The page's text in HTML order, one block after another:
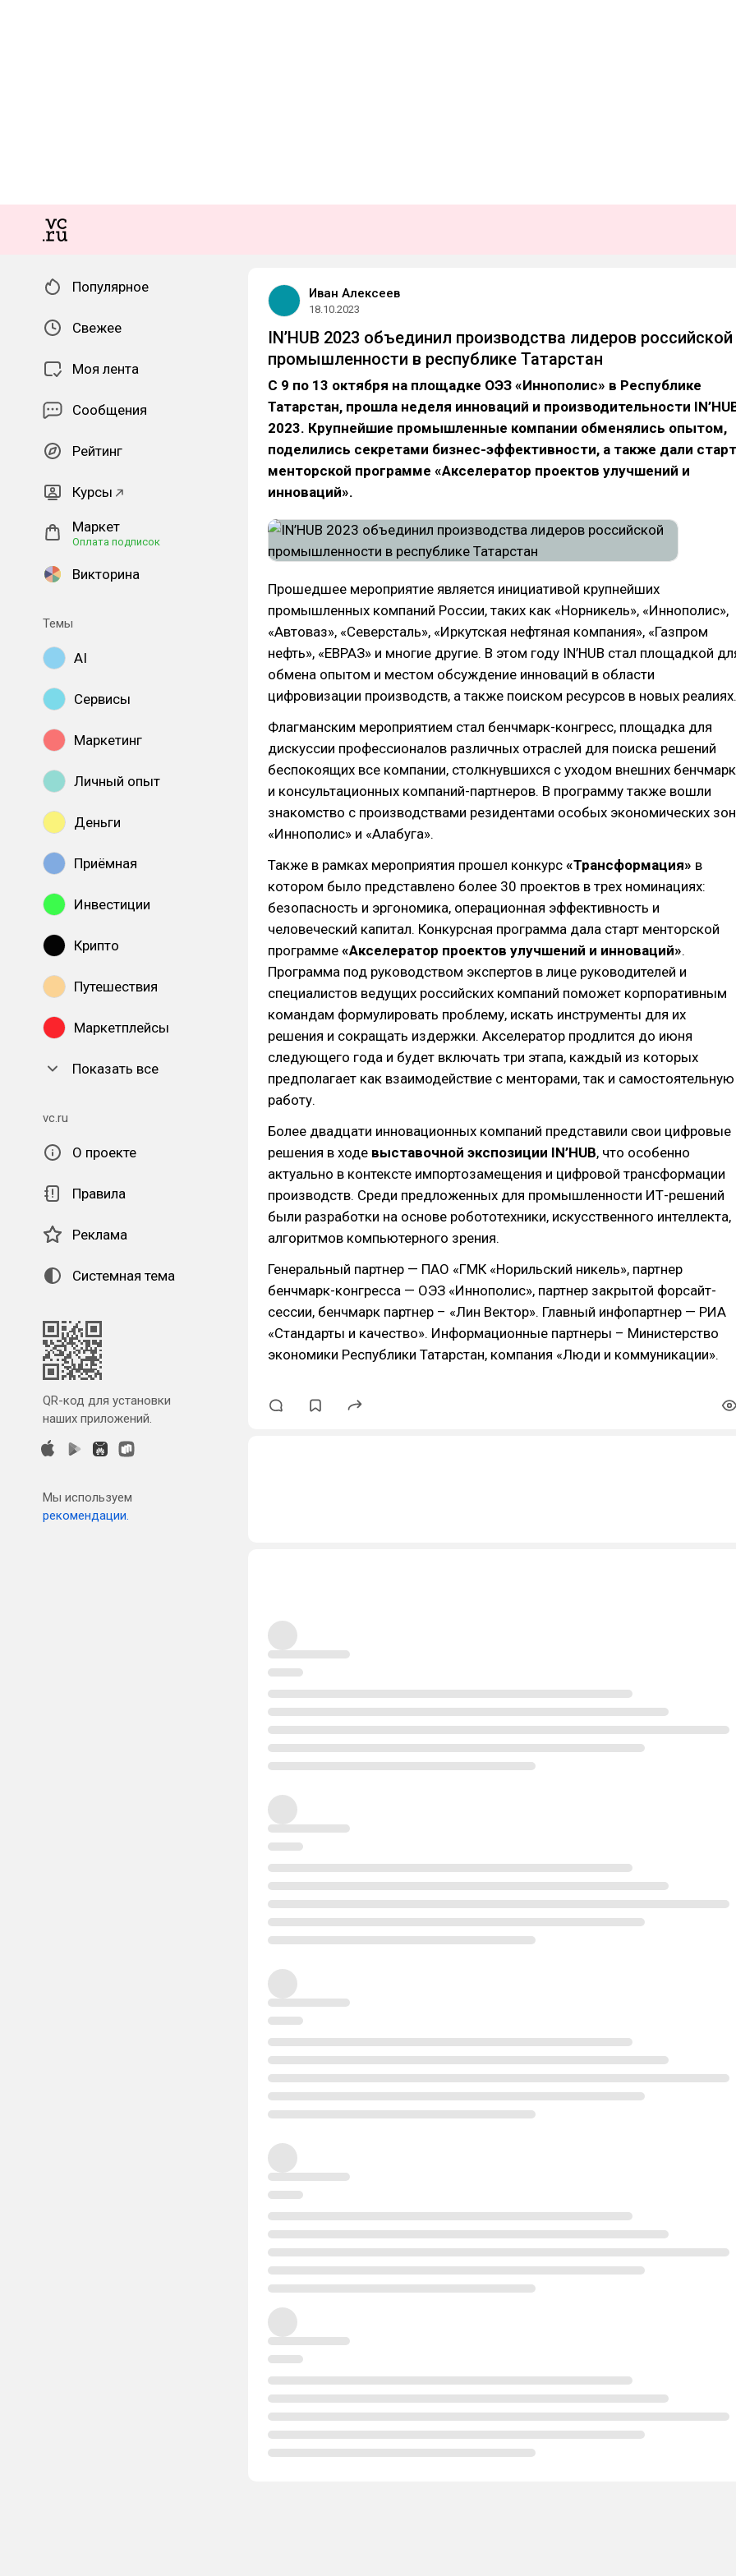
Популярное
Свежее
Моя лента
Сообщения
Рейтинг
Курсы
Маркет
Оплата подписок
Викторина
Темы
AI
Сервисы
Маркетинг
Личный опыт
Деньги
Приёмная
Инвестиции
Крипто
Путешествия
Маркетплейсы
Показать все
vc.ru
О проекте
Правила
Реклама
Системная тема
QR-код для установки
наших приложений.
Мы используем
рекомендации.
Иван Алексеев
18.10.2023
IN’HUB 2023 объединил производства лидеров российской
промышленности в республике Татарстан
С 9 по 13 октября на площадке ОЭЗ «Иннополис» в Республике
Татарстан, прошла неделя инноваций и производительности
2023. Крупнейшие промышленные компании обменялись опытом,
поделились секретами бизнес-эффективности, а также дали старт
менторской программе «Акселератор проектов улучшений и
инноваций».
Прошедшее мероприятие является инициативой крупнейших
промышленных компаний России, таких как «Норникель», «Иннополис»,
«Автоваз», «Северсталь», «Иркутская нефтяная компания», «Газпром
нефть», «ЕВРАЗ» и многие другие. В этом году IN’HUB стал площадкой
обмена опытом и местом обсуждение инноваций в области
цифровизации производств, а также поиском ресурсов в новых реалиях.
Флагманским мероприятием стал бенчмарк-конгресс, площадка для
дискуссии профессионалов различных отраслей для поиска решений
беспокоящих все компании, столкнувшихся с уходом внешних бенчмарк
и консультационных компаний-партнеров. В программу также вошли
знакомство с производствами резидентами особых экономических зон
«Иннополис» и «Алабуга».
Также в рамках мероприятия прошел конкурс «Трансформация» в
котором было представлено более 30 проектов в трех номинациях:
безопасность и эргономика, операционная эффективность и
человеческий капитал. Конкурсная программа дала старт менторской
программе «Акселератор проектов улучшений и инноваций».
Программа под руководством экспертов в лице руководителей и
специалистов ведущих российских компаний поможет корпоративным
командам формулировать проблему, искать инструменты для их
решения и сокращать издержки. Акселератор продлится до июня
следующего года и будет включать три этапа, каждый из которых
предполагает как взаимодействие с менторами, так и самостоятельную
работу.
Более двадцати инновационных компаний представили свои цифровые
решения в ходе выставочной экспозиции IN’HUB, что особенно
актуально в контексте импортозамещения и цифровой трансформации
производств. Среди предложенных для промышленности ИТ-решений
были разработки на основе робототехники, искусственного интеллекта,
алгоритмов компьютерного зрения.
Генеральный партнер — ПАО «ГМК «Норильский никель», партнер
бенчмарк-конгресса — ОЭЗ «Иннополис», партнер закрытой форсайт-
сессии, бенчмарк партнер – «Лин Вектор». Главный инфопартнер — РИА
«Стандарты и качество». Информационные партнеры – Министерство
экономики Республики Татарстан, компания «Люди и коммуникации».